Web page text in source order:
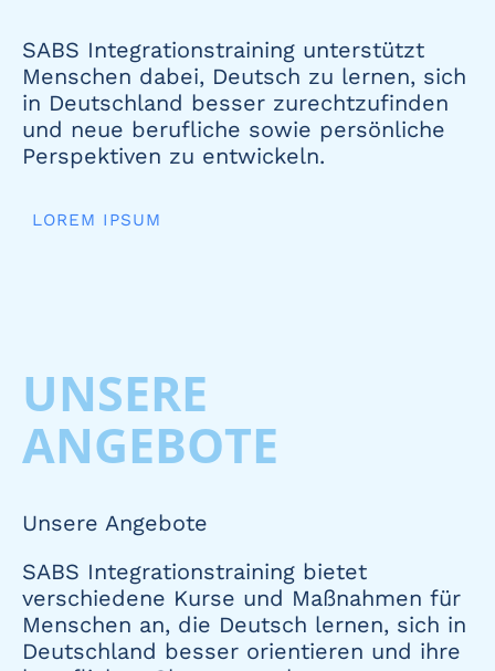
SABS Integrationstraining unterstützt
Menschen dabei, Deutsch zu lernen, sich
in Deutschland besser zurechtzufinden
und neue berufliche sowie persönliche
Perspektiven zu entwickeln.
LOREM IPSUM
UNSERE
ANGEBOTE
Unsere Angebote
SABS Integrationstraining bietet
verschiedene Kurse und Maßnahmen für
Menschen an, die Deutsch lernen, sich in
Deutschland besser orientieren und ihre